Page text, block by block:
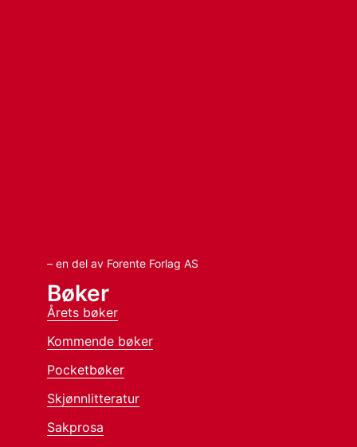
– en del av Forente Forlag AS
Bøker
Årets bøker
Kommende bøker
Pocketbøker
Skjønnlitteratur
Sakprosa